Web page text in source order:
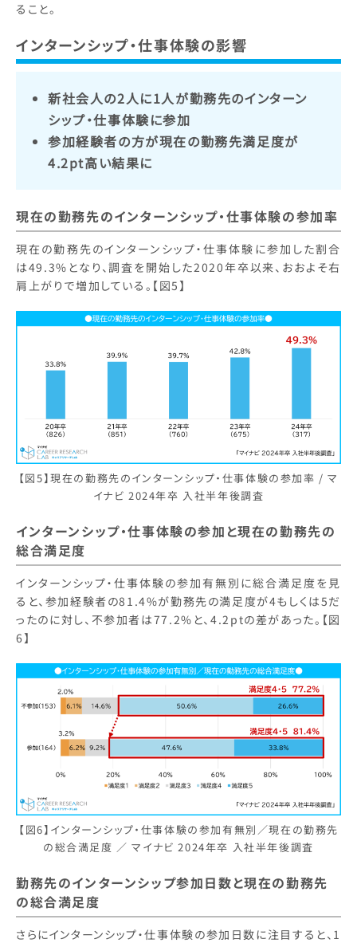
ること。
インターンシップ・仕事体験の影響
新社会人の2人に1人が勤務先のインターン
シップ・仕事体験に参加
参加経験者の方が現在の勤務先満足度が
4.2pt高い結果に
現在の勤務先のインターンシップ・仕事体験の参加率
現在の勤務先のインターンシップ・仕事体験に参加した割合
は49.3%となり、調査を開始した2020年卒以来、おおよそ右
肩上がりで増加している。【図5】
【図5】現在の勤務先のインターンシップ・仕事体験の参加率 / マ
イナビ 2024年卒 入社半年後調査
インターンシップ・仕事体験の参加と現在の勤務先の
総合満足度
インターンシップ・仕事体験の参加有無別に総合満足度を見
ると、参加経験者の81.4%が勤務先の満足度が4もしくは5だ
ったのに対し、不参加者は77.2%と、4.2ptの差があった。【図
6】
【図6】インターンシップ・仕事体験の参加有無別／現在の勤務先
の総合満足度 ／ マイナビ 2024年卒 入社半年後調査
勤務先のインターンシップ参加日数と現在の勤務先
の総合満足度
さらにインターンシップ・仕事体験の参加日数に注目すると、1